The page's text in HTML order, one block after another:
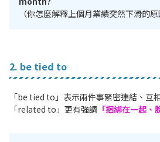
（你怎麼解釋上個月業績突然下滑的原
2. be tied to
「be tied to」表示兩件事緊密連結、互
「related to」更有強調 「捆綁在一起、